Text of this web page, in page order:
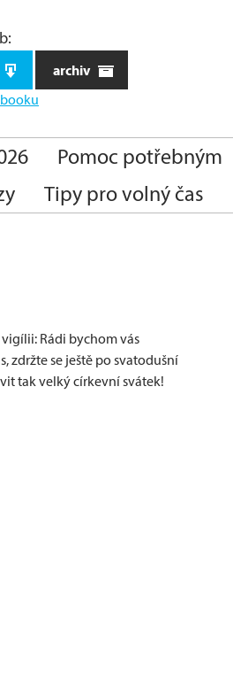
archiv
Pomoc potřebným
Tipy pro volný čas
Rádi bychom vás
zdržte se ještě po svatodušní
tak velký církevní svátek!